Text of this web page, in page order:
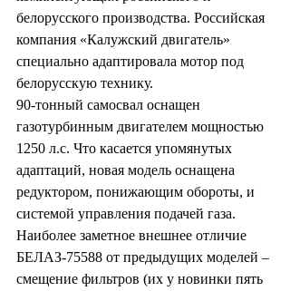
белорусского производства. Российская
компания «Калужский двигатель»
специально адаптировала мотор под
белорусскую технику.
90-тонный самосвал оснащен
газотурбинным двигателем мощностью
1250 л.с. Что касается упомянутых
адаптаций, новая модель оснащена
редуктором, понижающим обороты, и
системой управления подачей газа.
Наиболее заметное внешнее отличие
БЕЛАЗ-75588 от предыдущих моделей –
смещение фильтров (их у новинки пять